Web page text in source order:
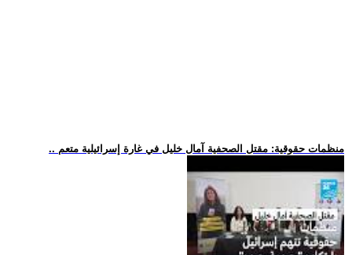
.. منظمات حقوقية: مقتل الصحفية آمال خليل في غارة إسرائيلية متعم